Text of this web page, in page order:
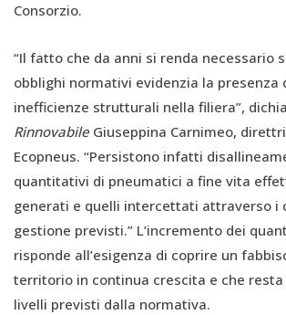
Consorzio.
“Il fatto che da anni si renda necessario
obblighi normativi evidenzia la presenza
inefficienze strutturali nella filiera”,
Rinnovabile Giuseppina Carnimeo,
Ecopneus. “Persistono infatti
quantitativi di pneumatici a fine vita
generati e quelli intercettati attraverso i
gestione previsti.” L’incremento dei
risponde all’esigenza di coprire un
territorio in continua crescita e che
livelli previsti dalla normativa.